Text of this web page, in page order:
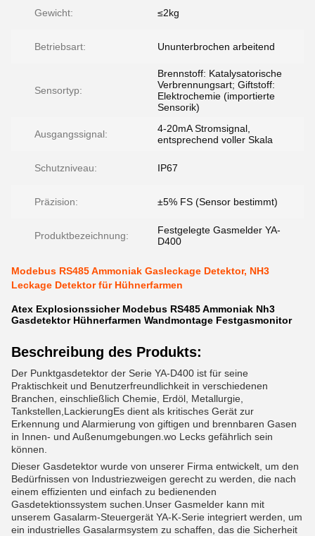
Gewicht: ≤2kg
Betriebsart: Ununterbrochen arbeitend
Sensortyp:
Brennstoff: Katalysatorische
Verbrennungsart; Giftstoff:
Elektrochemie (importierte
Sensorik)
Ausgangssignal:
4-20mA Stromsignal,
entsprechend voller Skala
Schutzniveau: IP67
Präzision: ±5% FS (Sensor bestimmt)
Produktbezeichnung:
Festgelegte Gasmelder YA-
D400
Modebus RS485 Ammoniak Gasleckage Detektor, NH3
Leckage Detektor für Hühnerfarmen
Atex Explosionssicher Modebus RS485 Ammoniak Nh3
Gasdetektor Hühnerfarmen Wandmontage Festgasmonitor
Beschreibung des Produkts:
Der Punktgasdetektor der Serie YA-D400 ist für seine
Praktischkeit und Benutzerfreundlichkeit in verschiedenen
Branchen, einschließlich Chemie, Erdöl, Metallurgie,
Tankstellen,LackierungEs dient als kritisches Gerät zur
Erkennung und Alarmierung von giftigen und brennbaren Gasen
in Innen- und Außenumgebungen.wo Lecks gefährlich sein
können.
Dieser Gasdetektor wurde von unserer Firma entwickelt, um den
Bedürfnissen von Industriezweigen gerecht zu werden, die nach
einem effizienten und einfach zu bedienenden
Gasdetektionssystem suchen.Unser Gasmelder kann mit
unserem Gasalarm-Steuergerät YA-K-Serie integriert werden, um
ein industrielles Gasalarmsystem zu schaffen, das die Sicherheit